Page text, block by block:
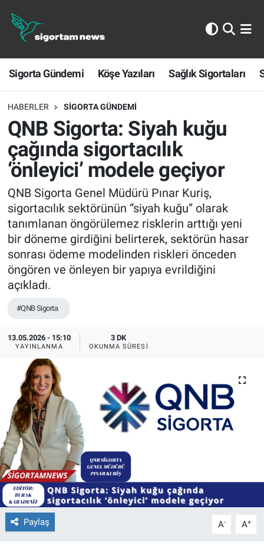
Sigorta Gündemi Köşe Yazıları Sağlık Sigortaları
HABERLER SIGORTA GÜNDEMI
QNB Sigorta: Siyah kuğu
çağında sigortacılık
‘önleyici’ modele geçiyor
QNB Sigorta Genel Müdürü Pınar Kuriş,
sigortacılık sektörünün “siyah kuğu” olarak
tanımlanan öngörülemez risklerin arttığı yeni
bir döneme girdiğini belirterek, sektörün hasar
sonrası ödeme modelinden riskleri önceden
öngören ve önleyen bir yapıya evrildiğini
açıkladı.
#QNB Sigorta
13.05.2026 - 15:10
YAYINLANMA
3 DK
OKUNMA SÜRESI
Paylaş A- A+
Sigorta Gündemi
Köşe Yazıları
Sağlık Sigortaları
Sporun Sigortası
Ekonomi